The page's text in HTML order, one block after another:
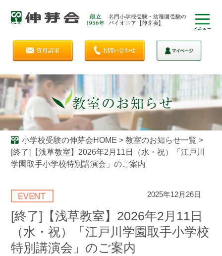
小学校受験の伸芽会HOME > 教室のお知らせ一覧 >
[終了]【浅草教室】2026年2月11日（水・祝）「江戸川
学園取手小学校特別講演会」のご案内
2025年12月26日
[終了]【浅草教室】2026年2月11日
（水・祝）「江戸川学園取手小学校
特別講演会」のご案内